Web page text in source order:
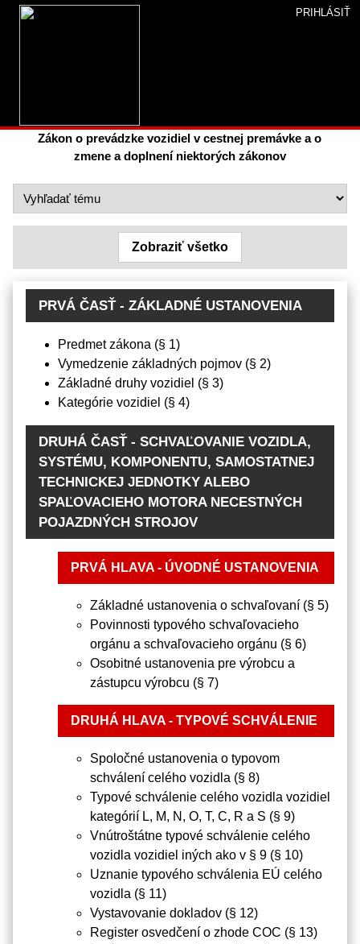
PRIHLÁSIŤ
Zákon o prevádzke vozidiel v cestnej premávke a o
zmene a doplnení niektorých zákonov
Zobraziť všetko
PRVÁ ČASŤ - ZÁKLADNÉ USTANOVENIA
Predmet zákona (§ 1)
Vymedzenie základných pojmov (§ 2)
Základné druhy vozidiel (§ 3)
Kategórie vozidiel (§ 4)
DRUHÁ ČASŤ - SCHVAĽOVANIE VOZIDLA,
SYSTÉMU, KOMPONENTU, SAMOSTATNEJ
TECHNICKEJ JEDNOTKY ALEBO
SPAĽOVACIEHO MOTORA NECESTNÝCH
POJAZDNÝCH STROJOV
PRVÁ HLAVA - ÚVODNÉ USTANOVENIA
Základné ustanovenia o schvaľovaní (§ 5)
Povinnosti typového schvaľovacieho
orgánu a schvaľovacieho orgánu (§ 6)
Osobitné ustanovenia pre výrobcu a
zástupcu výrobcu (§ 7)
DRUHÁ HLAVA - TYPOVÉ SCHVÁLENIE
Spoločné ustanovenia o typovom
schválení celého vozidla (§ 8)
Typové schválenie celého vozidla vozidiel
kategórií L, M, N, O, T, C, R a S (§ 9)
Vnútroštátne typové schválenie celého
vozidla vozidiel iných ako v § 9 (§ 10)
Uznanie typového schválenia EÚ celého
vozidla (§ 11)
Vystavovanie dokladov (§ 12)
Register osvedčení o zhode COC (§ 13)